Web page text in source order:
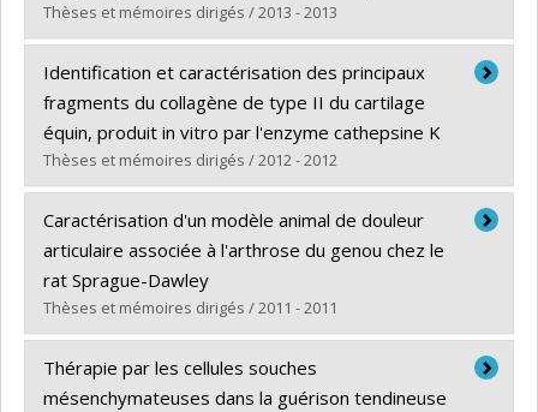
Lien vers le document dans Papyrus
Thèses et mémoires dirigés / 2013 - 2013
Graduate :Cluzel, Caroline
Cycle :Master's
Grade :M. Sc.
Lien vers le document dans Papyrus
Identification et caractérisation des principaux
fragments du collagène de type II du cartilage
équin, produit in vitro par l'enzyme cathepsine K
Thèses et mémoires dirigés / 2012 - 2012
Graduate :Théroux, Kathleen
Cycle :Master's
Grade :M. Sc.
Lien vers le document dans Papyrus
Caractérisation d'un modèle animal de douleur
articulaire associée à l'arthrose du genou chez le
rat Sprague-Dawley
Thèses et mémoires dirigés / 2011 - 2011
Graduate :Ferland-Legault, Catherine Estelle
Cycle :Doctoral
Thérapie par les cellules souches
mésenchymateuses dans la guérison tendineuse